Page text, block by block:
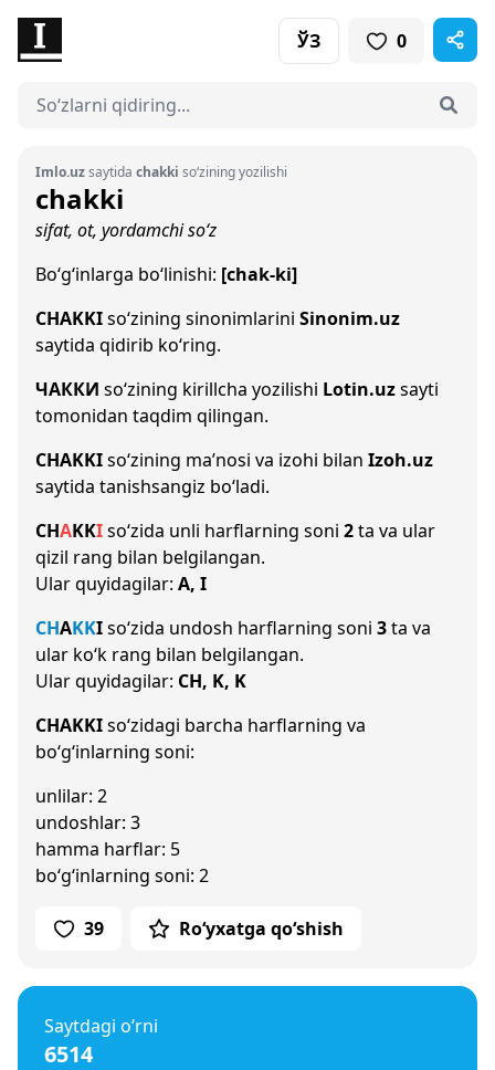
ЎЗ 0
Imlo.uzsaytida chakki so‘zining yozilishi
chakki
sifat, ot, yordamchi so‘z
Bo‘g‘inlarga bo‘linishi: [chak-ki]
CHAKKIso‘zining sinonimlarini Sinonim.uz
saytida qidirib ko‘ring.
ЧАККИ so‘zining kirillcha yozilishi Lotin.uzsayti
tomonidan taqdim qilingan.
CHAKKIso‘zining ma’nosi va izohi bilan Izoh.uz
saytida tanishsangiz bo‘ladi.
CHAKKIso‘zida unli harflarning soni 2ta va ular
qizil rang bilan belgilangan.
Ular quyidagilar: A, I
CHAKKIso‘zida undosh harflarning soni 3ta va
ular ko‘k rang bilan belgilangan.
Ular quyidagilar: CH, K, K
CHAKKIso‘zidagi barcha harflarning va
bo‘g‘inlarning soni:
unlilar: 2
undoshlar: 3
hamma harflar: 5
bo‘g‘inlarning soni: 2
39 Ro‘yxatga qo‘shish
Saytdagi o‘rni
6514